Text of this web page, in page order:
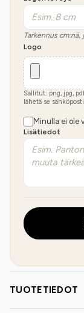
Tarkennus cm:nä,
Logo
Sallitut: png, jpg,
lähetä se
Minulla ei ole
Lisätiedot
TUOTETIEDOT